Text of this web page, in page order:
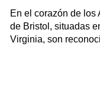
En el corazón de
de Bristol, situadas
Virginia, son